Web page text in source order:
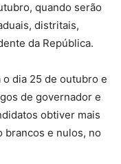
quando serão
distritais,
da República.
dia 25 de outubro e
de governador e
obtiver mais
brancos e nulos, no